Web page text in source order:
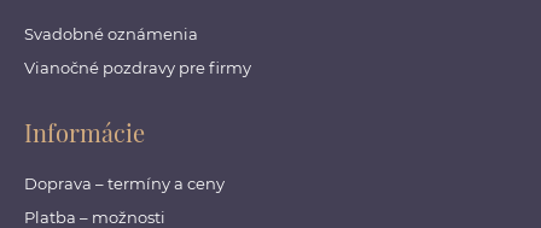
Svadobné oznámenia
Vianočné pozdravy pre firmy
Informácie
Doprava – termíny a ceny
Platba – možnosti